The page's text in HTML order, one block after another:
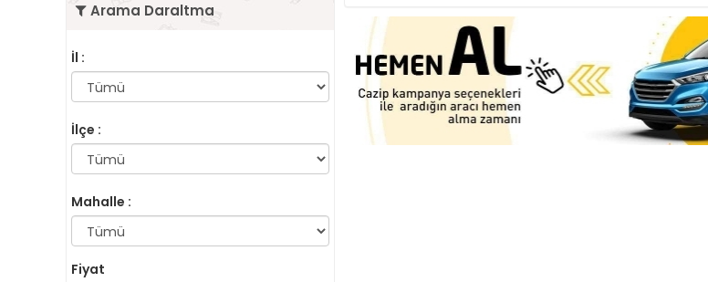
Arama Daraltma
İl :
İlçe :
Mahalle :
Fiyat